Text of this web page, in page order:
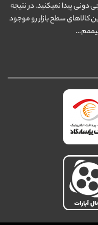
دونی پیدا نمیکنید. در نتیجه
کالاهای سطح بازار رو موجود